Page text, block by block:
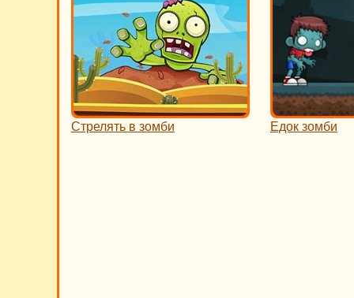
Стрелять в зомби Едок зомби